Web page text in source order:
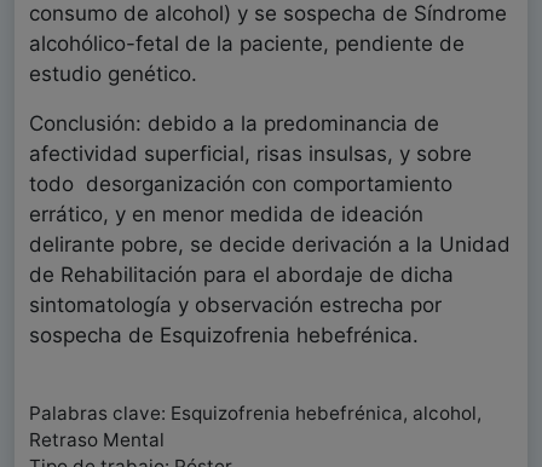
consumo de alcohol) y se sospecha de Síndrome
alcohólico-fetal de la paciente, pendiente de
estudio genético.
Conclusión: debido a la predominancia de
afectividad superficial, risas insulsas, y sobre
todo desorganización con comportamiento
errático, y en menor medida de ideación
delirante pobre, se decide derivación a la Unidad
de Rehabilitación para el abordaje de dicha
sintomatología y observación estrecha por
sospecha de Esquizofrenia hebefrénica.
Palabras clave: Esquizofrenia hebefrénica, alcohol,
Retraso Mental